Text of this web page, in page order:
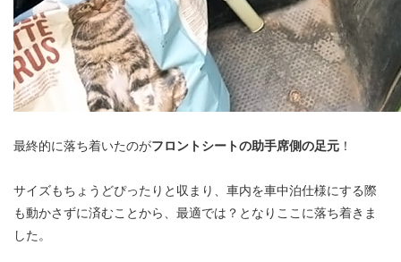
最終的に落ち着いたのがフロントシートの助手席側の足元 ！
サイズもちょうどぴったりと収まり、車内を車中泊仕様にする際
も動かさずに済むことから、最適では？となりここに落ち着きま
した。